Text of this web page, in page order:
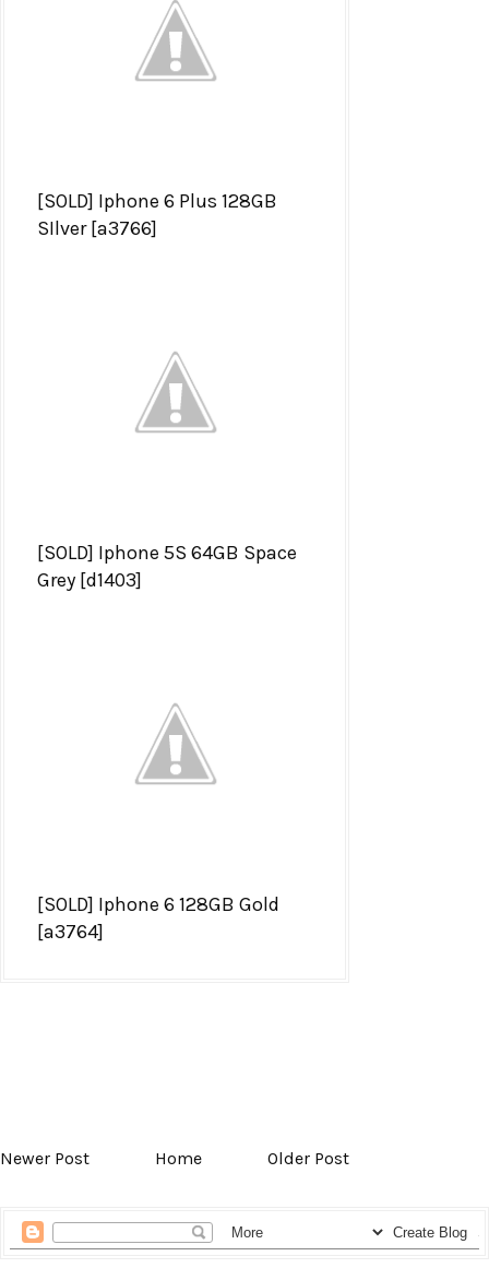
[SOLD] Iphone 6 Plus 128GB
SIlver [a3766]
[SOLD] Iphone 5S 64GB Space
Grey [d1403]
[SOLD] Iphone 6 128GB Gold
[a3764]
Newer Post Home Older Post